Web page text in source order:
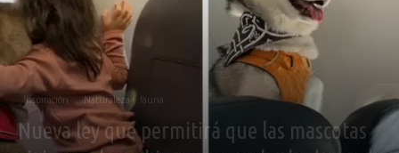
Inspiración Naturaleza y fauna
Nueva ley que permitirá que las mascotas